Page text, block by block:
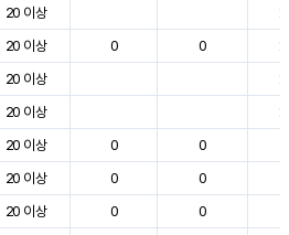
20 이상
20 이상 0 0
20 이상
20 이상
20 이상 0 0
20 이상 0 0
20 이상 0 0